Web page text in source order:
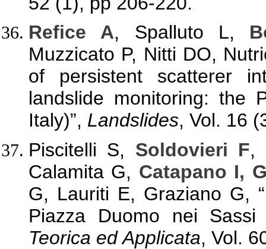
Refice A, Spalluto L,
Muzzicato P, Nitti DO,
of persistent scatterer
landslide monitoring: the
Italy)”, Landslides, Vol. 16
Piscitelli S, Soldovieri F,
Calamita G, Catapano I,
G, Lauriti E, Graziano G,
Piazza Duomo nei
Teorica ed Applicata, Vol.